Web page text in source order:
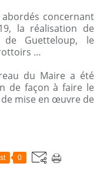
concernant
la réalisation de
Guetteloup, le
…
du Maire a été
de façon à faire le
mise en œuvre de
0